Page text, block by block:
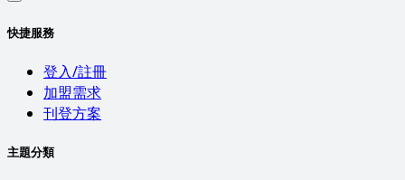
快捷服務
登入/註冊
加盟需求
刊登方案
主題分類